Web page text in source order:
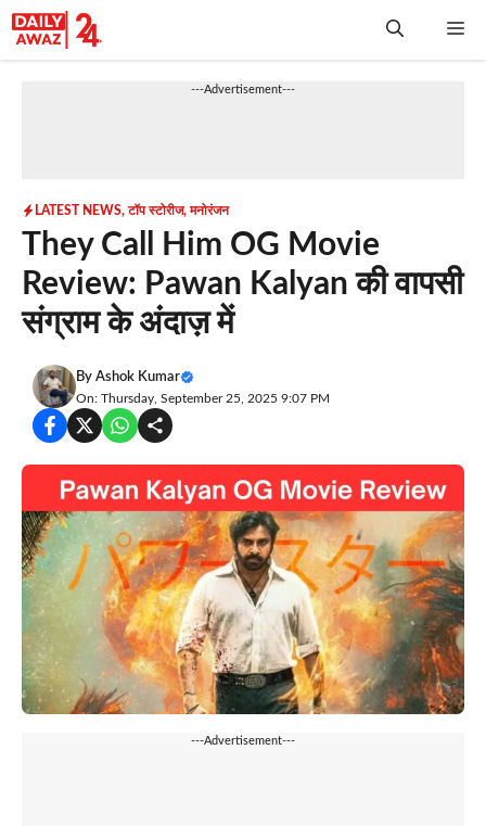
Skip
to
---Advertisement---
LATEST NEWS,टॉप स्टोरीज,मनोरंजन
They Call Him OG Movie
Review: Pawan Kalyan की वापसी
संग्राम के अंदाज़ में
By Ashok Kumar
On: Thursday, September 25, 2025 9:07 PM
---Advertisement---